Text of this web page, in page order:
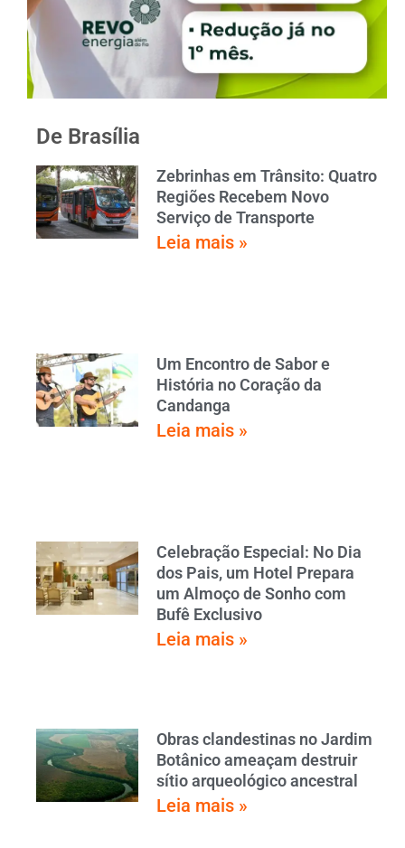
De Brasília
Zebrinhas em Trânsito: Quatro
Regiões Recebem Novo
Serviço de Transporte
Leia mais »
Um Encontro de Sabor e
História no Coração da
Candanga
Leia mais »
Celebração Especial: No Dia
dos Pais, um Hotel Prepara
um Almoço de Sonho com
Bufê Exclusivo
Leia mais »
Obras clandestinas no Jardim
Botânico ameaçam destruir
sítio arqueológico ancestral
Leia mais »